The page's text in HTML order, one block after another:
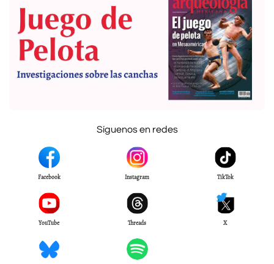
Síguenos en redes
Facebook Instagram TikTok
YouTube Threads X